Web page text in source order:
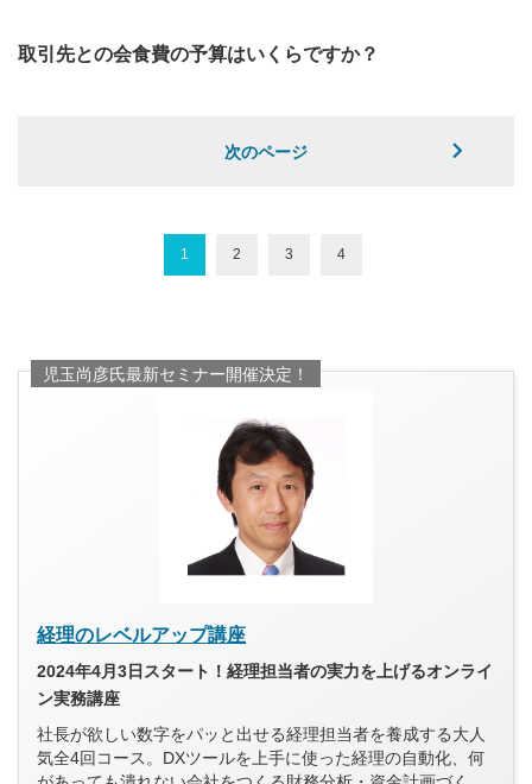
取引先との会食費の予算はいくらですか？
次のページ
1 2 3 4
児玉尚彦氏最新セミナー開催決定！
経理のレベルアップ講座
2024年4月3日スタート！経理担当者の実力を上げるオンライ
ン実務講座
社長が欲しい数字をパッと出せる経理担当者を養成する大人
気全4回コース。DXツールを上手に使った経理の自動化、何